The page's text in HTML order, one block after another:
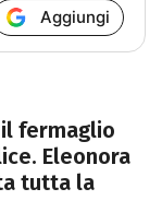
Aggiungi
fermaglio
Eleonora
tutta la